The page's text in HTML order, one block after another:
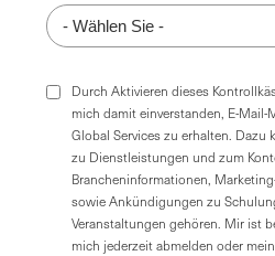
Durch Aktivieren dieses
mich damit einverstanden, E-Mail-
Global Services zu erhalten.
zu Dienstleistungen und zum
Brancheninformationen,
sowie Ankündigungen zu
Veranstaltungen gehören. Mir ist
mich jederzeit abmelden oder